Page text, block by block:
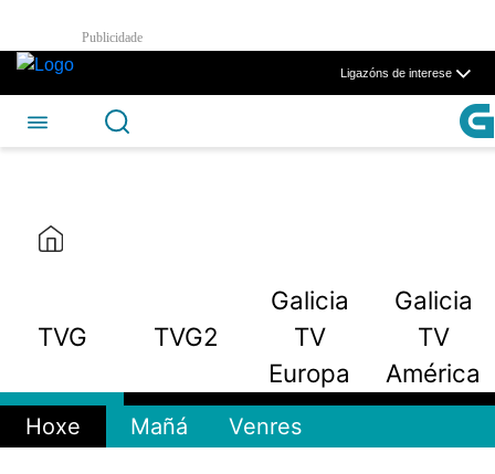
Skip to Main Content
TVG2 - CSAG
Publicidade
Ligazóns de interese
TVG TVG2
Galicia
TV
Europa
Galicia
TV
América
Hoxe Mañá Venres